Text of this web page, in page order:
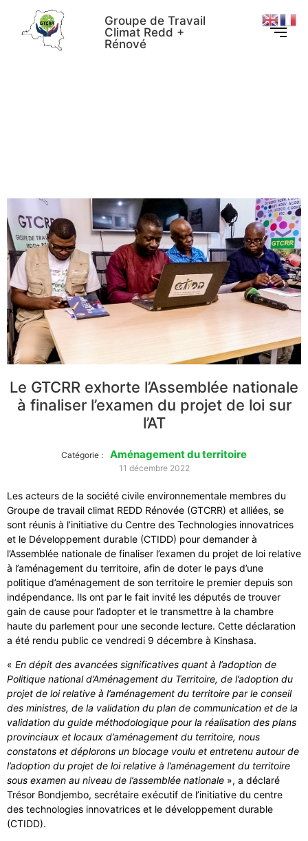
Groupe de Travail
Climat Redd +
Rénové
Le GTCRR exhorte l’Assemblée nationale
à finaliser l’examen du projet de loi sur
l’AT
Catégorie : Aménagement du territoire
11 décembre 2022
Les acteurs de la société civile environnementale membres du
Groupe de travail climat REDD Rénovée (GTCRR) et alliées, se
sont réunis à l’initiative du Centre des Technologies innovatrices
et le Développement durable (CTIDD) pour demander à
l’Assemblée nationale de finaliser l’examen du projet de loi relative
à l’aménagement du territoire, afin de doter le pays d’une
politique d’aménagement de son territoire le premier depuis son
indépendance. Ils ont par le fait invité les députés de trouver
gain de cause pour l’adopter et le transmettre à la chambre
haute du parlement pour une seconde lecture. Cette déclaration
a été rendu public ce vendredi 9 décembre à Kinshasa.
« En dépit des avancées significatives quant à l’adoption de
Politique national d’Aménagement du Territoire, de l’adoption du
projet de loi relative à l’aménagement du territoire par le conseil
des ministres, de la validation du plan de communication et de la
validation du guide méthodologique pour la réalisation des plans
provinciaux et locaux d’aménagement du territoire, nous
constatons et déplorons un blocage voulu et entretenu autour de
l’adoption du projet de loi relative à l’aménagement du territoire
sous examen au niveau de l’assemblée nationale », a déclaré
Trésor Bondjembo, secrétaire exécutif de l’initiative du centre
des technologies innovatrices et le développement durable
(CTIDD).